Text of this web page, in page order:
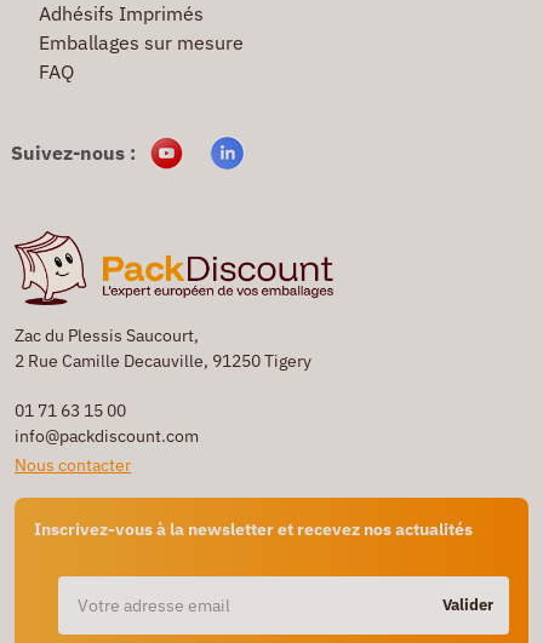
Zac du Plessis Saucourt,
2 Rue Camille Decauville, 91250 Tigery
01 71 63 15 00
info@packdiscount.com
Nous contacter
Inscrivez-vous à la newsletter et recevez nos actualités
Valider
Adhésifs Imprimés
Emballages sur mesure
FAQ
Suivez-nous :